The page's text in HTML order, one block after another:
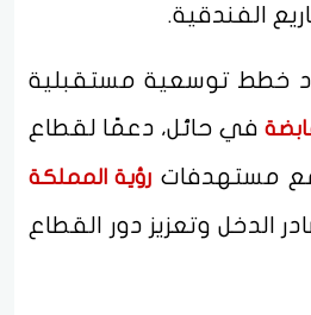
الفندقية.
خطط توسعية مستقبلية
في حائل، دعمًا لقطاع
مع مستهدفات رؤية المملكة
الدخل وتعزيز دور القطاع